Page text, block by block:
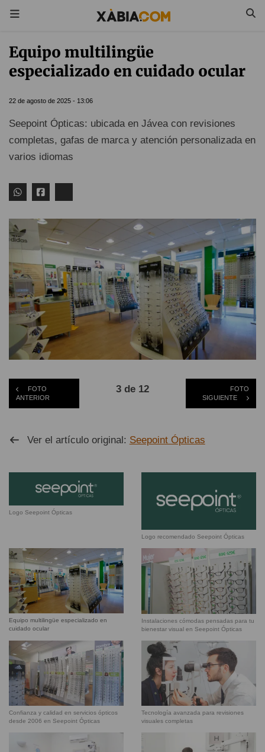
Equipo multilingüe
especializado en cuidado ocular
22 de agosto de 2025 - 13:06
Seepoint Ópticas: ubicada en Jávea con revisiones
completas, gafas de marca y atención personalizada en
varios idiomas
FOTO
ANTERIOR
3 de 12
FOTO
SIGUIENTE
Ver el artículo original: Seepoint Ópticas
Logo Seepoint Ópticas
Logo recomendado Seepoint Ópticas
Equipo multilingüe especializado en
cuidado ocular
Instalaciones cómodas pensadas para tu
bienestar visual en Seepoint Ópticas
Confianza y calidad en servicios ópticos
desde 2006 en Seepoint Ópticas
Tecnología avanzada para revisiones
visuales completas